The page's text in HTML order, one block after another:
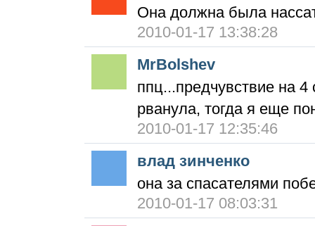
Она должна была
2010-01-17 13:38:28
MrBolshev
ппц...предчувствие на
рванула, тогда я еще
2010-01-17 12:35:46
влад зинченко
она за спасателями
2010-01-17 08:03:31